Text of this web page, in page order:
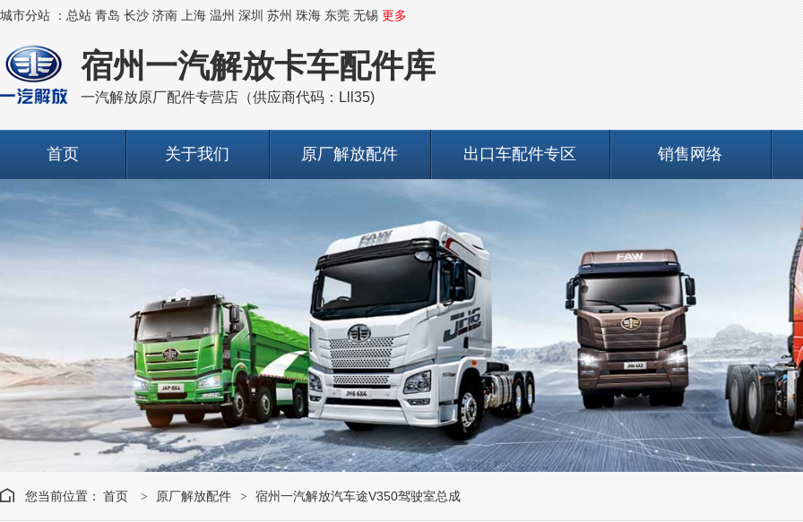
城市分站 ： 总站 青岛 长沙 济南 上海 温州 深圳 苏州 珠海 东莞 无锡 更多
宿州一汽解放卡车配件库
一汽解放原厂配件专营店（供应商代码：Lll35)
首页 关于我们 原厂解放配件 出口车配件专区 销售网络
您当前位置： 首页 > 原厂解放配件 > 宿州一汽解放汽车途V350驾驶室总成